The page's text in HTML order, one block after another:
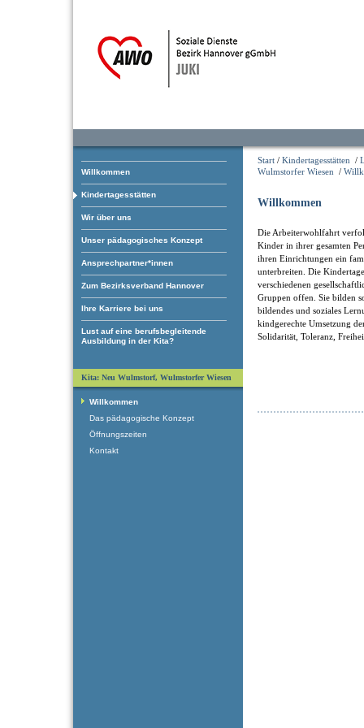
Willkommen
Kindertagesstätten
Wir über uns
Unser pädagogisches Konzept
Ansprechpartner*innen
Zum Bezirksverband Hannover
Ihre Karriere bei uns
Lust auf eine berufsbegleitende
Ausbildung in der Kita?
Start / Kindertagesstätten /
Wulmstorfer Wiesen /
Willkommen
Die Arbeiterwohlfahrt
Kinder in ihrer gesamten
ihren Einrichtungen ein
unterbreiten. Die
verschiedenen
Gruppen offen. Sie bilden
bildendes und soziales
kindgerechte Umsetzung
Solidarität, Toleranz,
Kita: Neu Wulmstorf, Wulmstorfer Wiesen
Willkommen
Das pädagogische Konzept
Öffnungszeiten
Kontakt